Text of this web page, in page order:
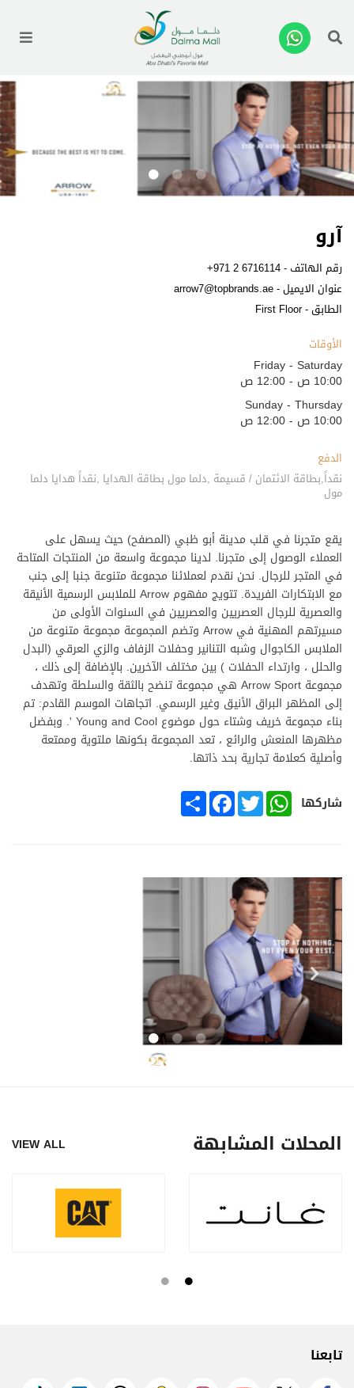
آرو
رقم الهاتف -+971 2 6716114
عنوان الايميل -arrow7@topbrands.ae
الطابق - First Floor
الأوقات
Friday - Saturday
10:00 ص - 12:00 ص
Sunday - Thursday
10:00 ص - 12:00 ص
الدفع
نقداً,بطاقة الائتمان / قسيمة ,دلما مول بطاقة الهدايا ,نقداً هدايا دلما
مول
يقع متجرنا في قلب مدينة أبو ظبي (المصفح) حيث يسهل على
العملاء الوصول إلى متجرنا. لدينا مجموعة واسعة من المنتجات المتاحة
في المتجر للرجال. نحن نقدم لعملائنا مجموعة متنوعة جنبا إلى جنب
مع الابتكارات الفريدة. تتويج مفهوم Arrow للملابس الرسمية الأنيقة
والعصرية للرجال العصريين والعصريين في السنوات الأولى من
مسيرتهم المهنية في Arrow وتضم المجموعة مجموعة متنوعة من
الملابس الكاجوال وشبه التنانير وحفلات الزفاف والزي العرقي (البدل
والحلل ، وارتداء الحفلات ) بين مختلف الآخرين. بالإضافة إلى ذلك ،
مجموعة Arrow Sport هي مجموعة تنضح بالثقة والسلطة وتهدف
إلى المظهر البراق الأنيق وغير الرسمي. اتجاهات الموسم القادم: تم
بناء مجموعة خريف وشتاء حول موضوع Young and Cool '. وبفضل
مظهرها المنعش والرائع ، تعد المجموعة بكونها ملتوية وممتعة
وأصلية كعلامة تجارية بحد ذاتها.
شاركها SHARE
FACEBOOKTWITTER
WHATSAPP
المحلات المشابهة VIEW ALL
تابعنا